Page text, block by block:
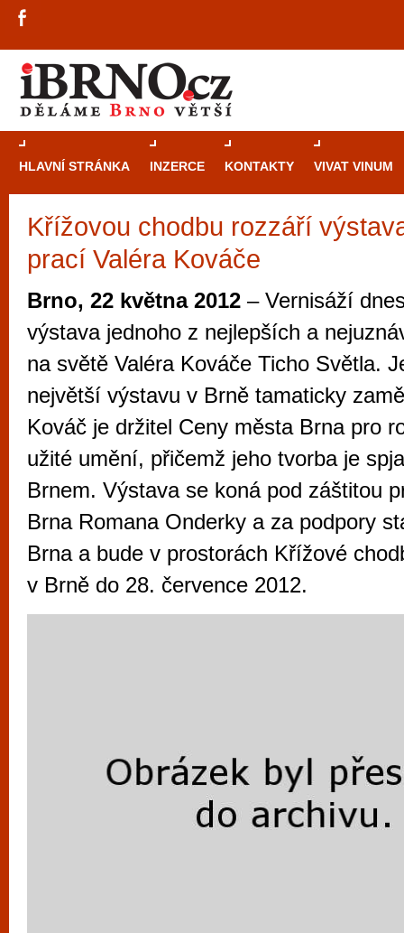
HLAVNÍ STRÁNKA INZERCE KONTAKTY VIVAT VINUM
Křížovou chodbu rozzáří
prací Valéra Kováče
Brno, 22 května 2012 – Vernisáží
výstava jednoho z nejlepších a
na světě Valéra Kováče Ticho Světla.
největší výstavu v Brně tamaticky
Kováč je držitel Ceny města Brna pro
užité umění, přičemž jeho tvorba je
Brnem. Výstava se koná pod záštitou
Brna Romana Onderky a za podpory
Brna a bude v prostorách Křížové
v Brně do 28. července 2012.
Průvodce
Brně: Od
Brno je
zajímavé
restaurace,
Mimo jiné je ale také místem, kde si
vyzkoušet různé kasinové hry. V
metropoli naleznete širokou nabídku her
po moderní automaty jak pro pravidelné
příležitostné hráče. V...